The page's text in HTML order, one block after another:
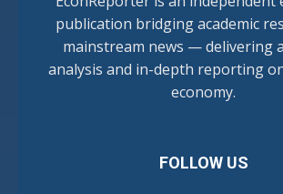
publication bridging academic
mainstream news — delivering
analysis and in-depth reporting
economy.
FOLLOW US